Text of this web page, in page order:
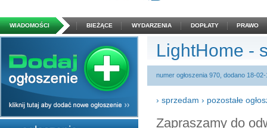
WIADOMOŚCI BIEŻĄCE WYDARZENIA DOPŁATY PRAWO
LightHome -
numer ogłoszenia 970, dodano 18-
› sprzedam › pozostałe
Zapraszamy do